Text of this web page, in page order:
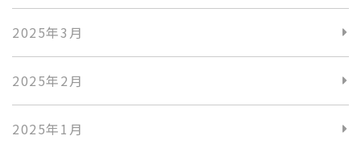
2025年3月
2025年2月
2025年1月